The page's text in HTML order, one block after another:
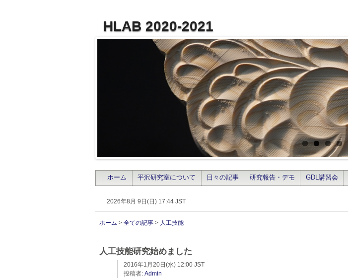
HLAB 2020-2021
ホーム 平沢研究室について 日々の記事 研究報告・デモ GDL講習会
2026年8月 9日(日) 17:44 JST
ホーム > 全ての記事 > 人工技能
人工技能研究始めました
2016年1月20日(水) 12:00 JST
投稿者: Admin